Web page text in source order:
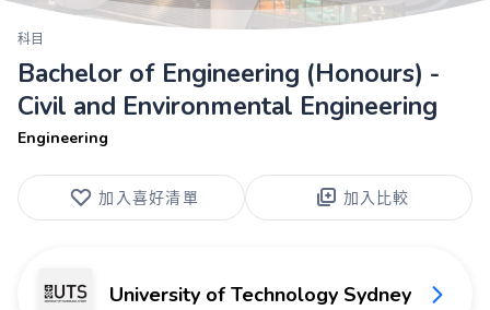
科目
Bachelor of Engineering (Honours) -
Civil and Environmental Engineering
Engineering
加入喜好清單 加入比較
University of Technology Sydney